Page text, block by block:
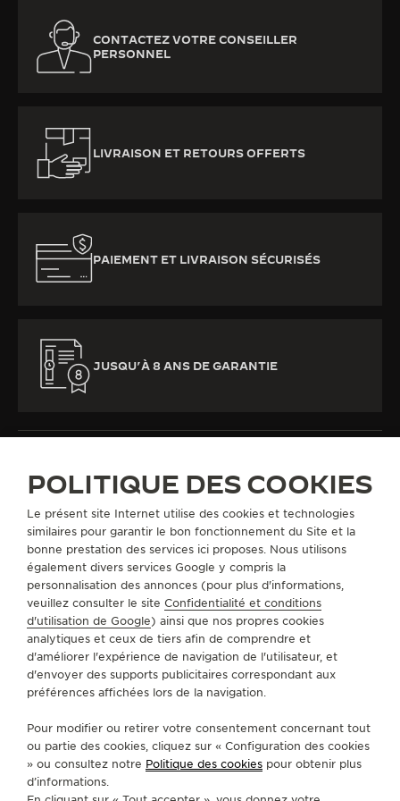
CONTACTEZ VOTRE CONSEILLER
PERSONNEL
LIVRAISON ET RETOURS OFFERTS
PAIEMENT ET LIVRAISON SÉCURISÉS
JUSQU’À 8 ANS DE GARANTIE
TOUTES LES COLLECTIONS THE COLLECTIBLES
CAPSULE II DE THE COLLECTIBLESREF. QVE80000
SUIVEZ-NOUS
A PROPOS DE NOUS
SERVICES
CONTACT
POLITIQUE DES COOKIES
Le présent site Internet utilise des cookies et technologies
similaires pour garantir le bon fonctionnement du Site et la
bonne prestation des services ici proposes. Nous utilisons
également divers services Google y compris la
personnalisation des annonces (pour plus d'informations,
veuillez consulter le site Confidentialité et conditions
d'utilisation de Google) ainsi que nos propres cookies
analytiques et ceux de tiers afin de comprendre et
d'améliorer l'expérience de navigation de l'utilisateur, et
d'envoyer des supports publicitaires correspondant aux
préférences affichées lors de la navigation.
Pour modifier ou retirer votre consentement concernant tout
ou partie des cookies, cliquez sur « Configuration des cookies
» ou consultez notre Politique des cookies pour obtenir plus
d’informations.